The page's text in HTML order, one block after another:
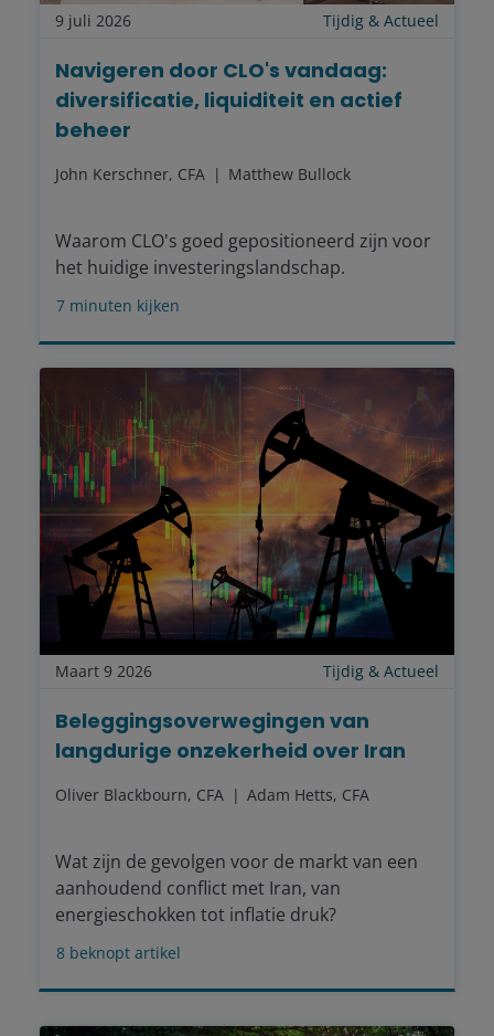
9 juli 2026 Tijdig & Actueel
Navigeren door CLO's vandaag:
diversificatie, liquiditeit en actief
beheer
John Kerschner, CFA Matthew Bullock
Waarom CLO's goed gepositioneerd zijn voor
het huidige investeringslandschap.
7 minuten kijken
Maart 9 2026 Tijdig & Actueel
Beleggingsoverwegingen van
langdurige onzekerheid over Iran
Oliver Blackbourn, CFA Adam Hetts, CFA
Wat zijn de gevolgen voor de markt van een
aanhoudend conflict met Iran, van
energieschokken tot inflatie druk?
8 beknopt artikel